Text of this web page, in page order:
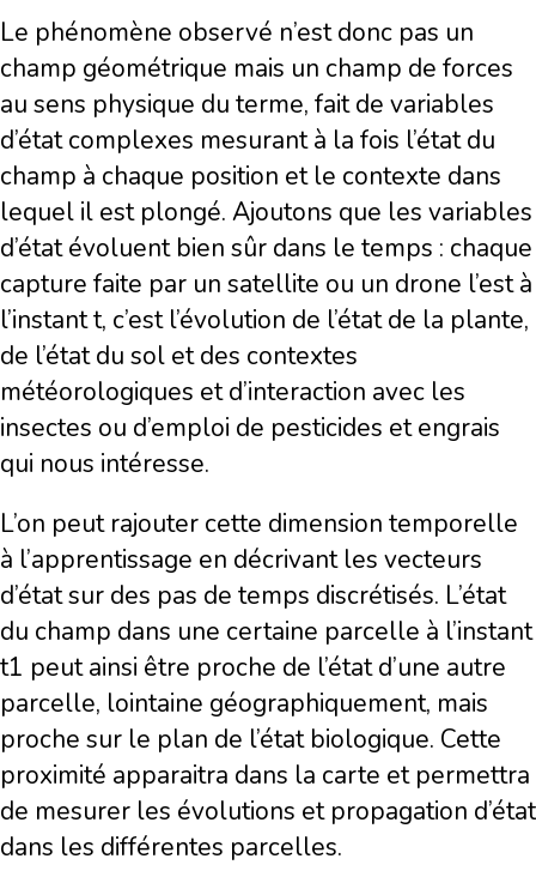
Le phénomène observé n’est donc pas un
champ géométrique mais un champ de forces
au sens physique du terme, fait de variables
d’état complexes mesurant à la fois l’état du
champ à chaque position et le contexte dans
lequel il est plongé. Ajoutons que les variables
d’état évoluent bien sûr dans le temps : chaque
capture faite par un satellite ou un drone l’est à
l’instant t, c’est l’évolution de l’état de la plante,
de l’état du sol et des contextes
météorologiques et d’interaction avec les
insectes ou d’emploi de pesticides et engrais
qui nous intéresse.
L’on peut rajouter cette dimension temporelle
à l’apprentissage en décrivant les vecteurs
d’état sur des pas de temps discrétisés. L’état
du champ dans une certaine parcelle à l’instant
t1 peut ainsi être proche de l’état d’une autre
parcelle, lointaine géographiquement, mais
proche sur le plan de l’état biologique. Cette
proximité apparaitra dans la carte et permettra
de mesurer les évolutions et propagation d’état
dans les différentes parcelles.